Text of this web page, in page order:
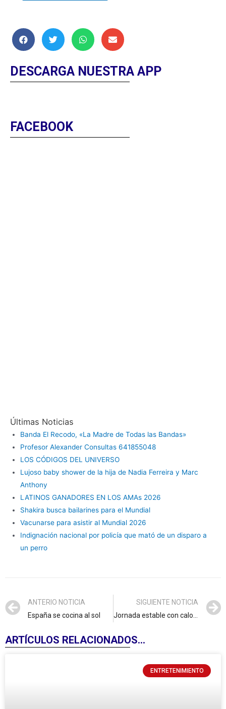
DESCARGA NUESTRA APP
FACEBOOK
Últimas Noticias
Banda El Recodo, «La Madre de Todas las Bandas»
Profesor Alexander Consultas 641855048
LOS CÓDIGOS DEL UNIVERSO
Lujoso baby shower de la hija de Nadia Ferreira y Marc
Anthony
LATINOS GANADORES EN LOS AMAs 2026
Shakira busca bailarines para el Mundial
Vacunarse para asistir al Mundial 2026
Indignación nacional por policía que mató de un disparo a
un perro
ANTERIO NOTICIA
España se cocina al sol
SIGUIENTE NOTICIA
ARTÍCULOS RELACIONADOS...
ENTRETENIMIENTO